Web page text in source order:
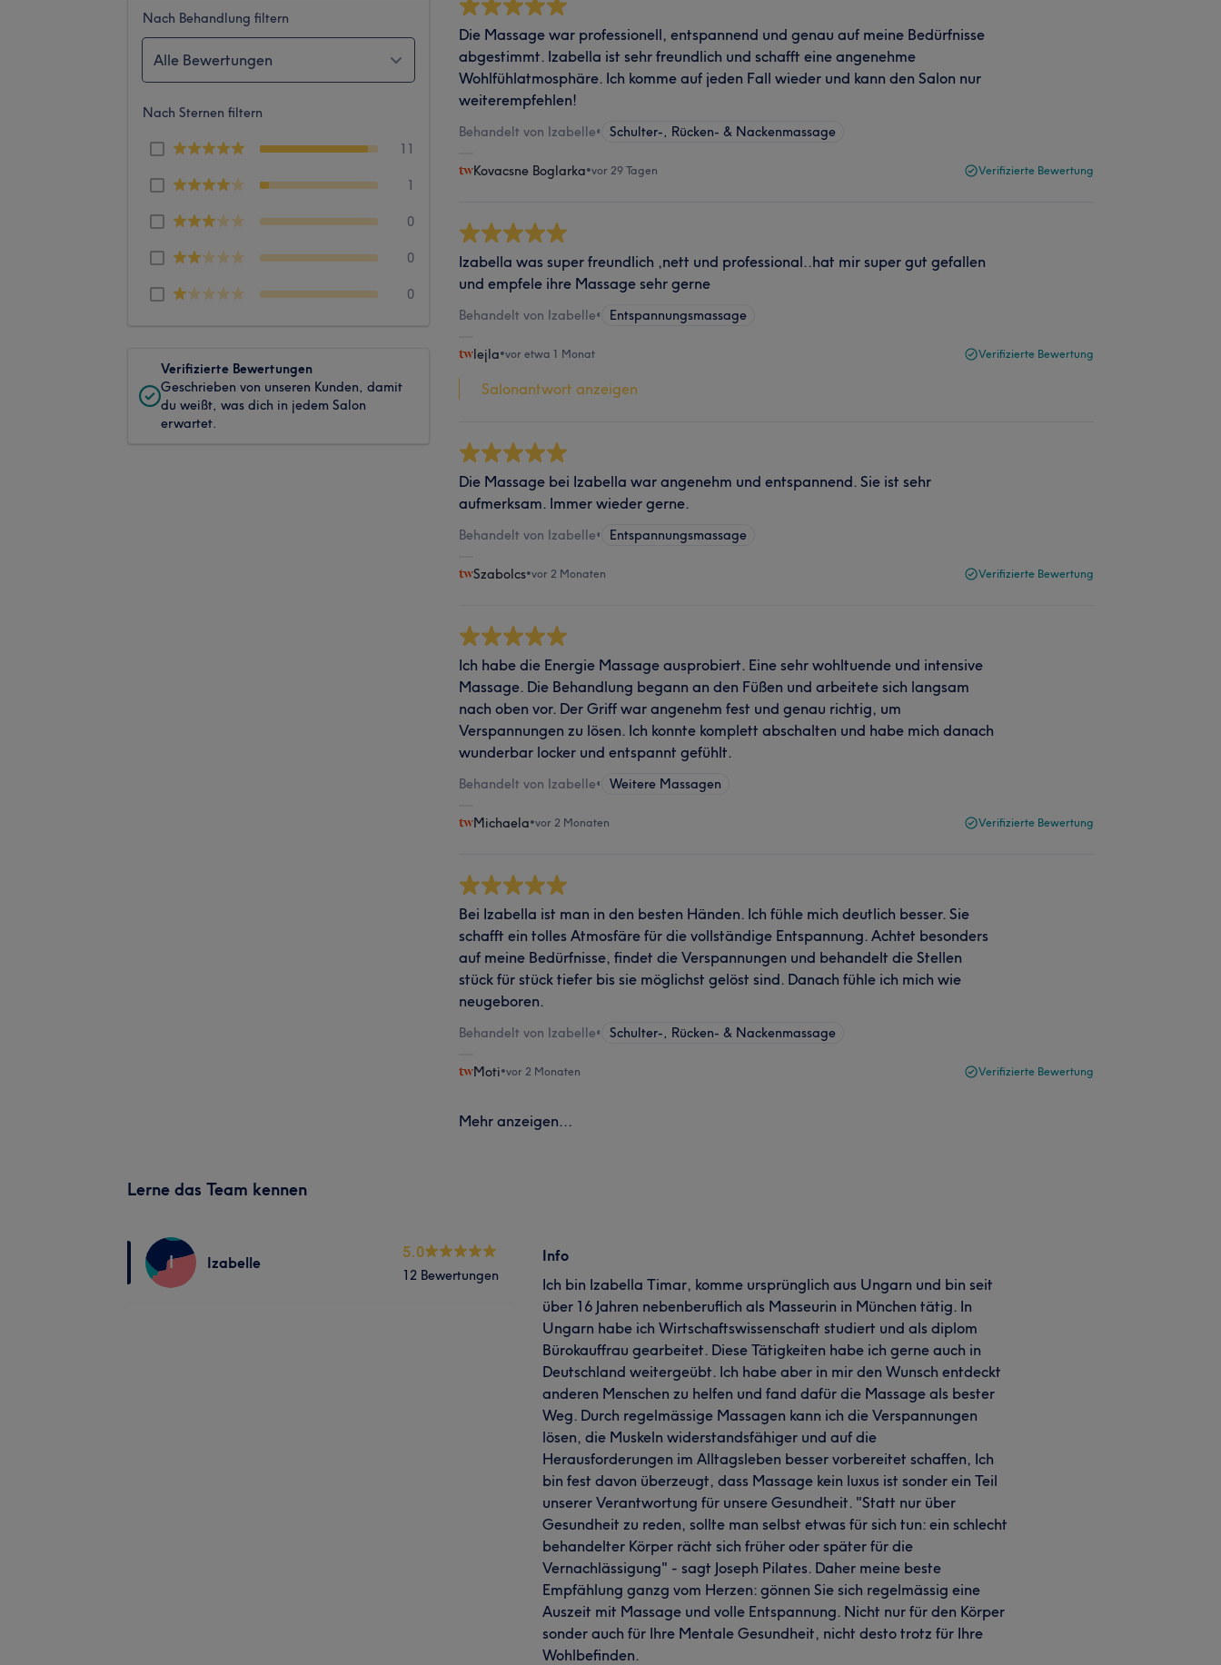
Nach Behandlung filtern
Alle Bewertungen
Nach Sternen filtern
11
1
0
0
0
Verifizierte Bewertungen
Geschrieben von unseren Kunden, damit
du weißt, was dich in jedem Salon
erwartet.
Die Massage war professionell, entspannend und genau auf meine Bedürfnisse
abgestimmt. Izabella ist sehr freundlich und schafft eine angenehme
Wohlfühlatmosphäre. Ich komme auf jeden Fall wieder und kann den Salon nur
weiterempfehlen!
Behandelt von Izabelle• Schulter-, Rücken- & Nackenmassage
Kovacsne Boglarka•vor 29 Tagen Verifizierte Bewertung
Izabella was super freundlich ,nett und professional..hat mir super gut gefallen
und empfele ihre Massage sehr gerne
Behandelt von Izabelle• Entspannungsmassage
lejla•vor etwa 1 Monat Verifizierte Bewertung
Salonantwort anzeigen
Die Massage bei Izabella war angenehm und entspannend. Sie ist sehr
aufmerksam. Immer wieder gerne.
Behandelt von Izabelle• Entspannungsmassage
Szabolcs•vor 2 Monaten Verifizierte Bewertung
Ich habe die Energie Massage ausprobiert. Eine sehr wohltuende und intensive
Massage. Die Behandlung begann an den Füßen und arbeitete sich langsam
nach oben vor. Der Griff war angenehm fest und genau richtig, um
Verspannungen zu lösen. Ich konnte komplett abschalten und habe mich danach
wunderbar locker und entspannt gefühlt.
Behandelt von Izabelle• Weitere Massagen
Michaela•vor 2 Monaten Verifizierte Bewertung
Bei Izabella ist man in den besten Händen. Ich fühle mich deutlich besser. Sie
schafft ein tolles Atmosfäre für die vollständige Entspannung. Achtet besonders
auf meine Bedürfnisse, findet die Verspannungen und behandelt die Stellen
stück für stück tiefer bis sie möglichst gelöst sind. Danach fühle ich mich wie
neugeboren.
Behandelt von Izabelle• Schulter-, Rücken- & Nackenmassage
Moti•vor 2 Monaten Verifizierte Bewertung
Mehr anzeigen...
Lerne das Team kennen
I Izabelle
5.0
12 Bewertungen
Info
Ich bin Izabella Timar, komme ursprünglich aus Ungarn und bin seit
über 16 Jahren nebenberuflich als Masseurin in München tätig. In
Ungarn habe ich Wirtschaftswissenschaft studiert und als diplom
Bürokauffrau gearbeitet. Diese Tätigkeiten habe ich gerne auch in
Deutschland weitergeübt. Ich habe aber in mir den Wunsch entdeckt
anderen Menschen zu helfen und fand dafür die Massage als bester
Weg. Durch regelmässige Massagen kann ich die Verspannungen
lösen, die Muskeln widerstandsfähiger und auf die
Herausforderungen im Alltagsleben besser vorbereitet schaffen, Ich
bin fest davon überzeugt, dass Massage kein luxus ist sonder ein Teil
unserer Verantwortung für unsere Gesundheit. "Statt nur über
Gesundheit zu reden, sollte man selbst etwas für sich tun: ein schlecht
behandelter Körper rächt sich früher oder später für die
Vernachlässigung" - sagt Joseph Pilates. Daher meine beste
Empfählung ganzg vom Herzen: gönnen Sie sich regelmässig eine
Auszeit mit Massage und volle Entspannung. Nicht nur für den Körper
sonder auch für Ihre Mentale Gesundheit, nicht desto trotz für Ihre
Wohlbefinden.